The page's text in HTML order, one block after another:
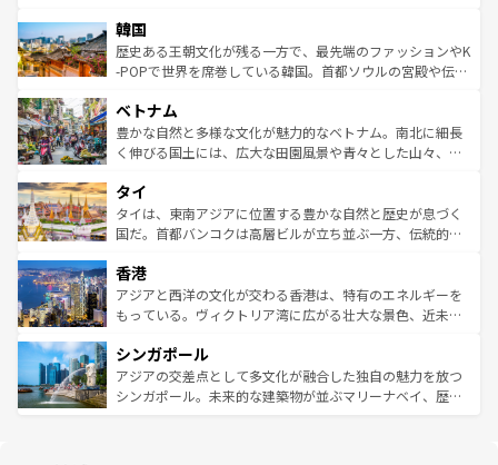
ワイを、存分に味わってほしい。 なお、新着のハワイ情報
はコンテンツ一覧を参照してほしい。
いる。アクティビティも充実しており、サーフィンやダイ
ビング、ハイキングなど、アウトドア好きにはたまらな
い。オーストラリアの多彩な魅力を存分に味わいつくそ
参照してほしい。
ン）、静ひつな山岳地帯である台湾東部など、都市の喧騒
と山間の静けさが共存しており、訪れる人に新しい発見と
驚きをもたらしてくれる。また、奥深い台湾の食文化も魅
容にもいいと評判のスイーツなど、バラエティ豊かな料理
が味わえる。 なお、新着の台湾情報は コンテンツ一覧を参
照してほしい。
韓国
歴史ある王朝文化が残る一方で、最先端のファッションやK
-POPで世界を席巻している韓国。首都ソウルの宮殿や伝統
き、地方に足を延ばせば四季折々の自然美を楽しむことが
できる。そして、キムチや焼肉、絶品のストリートフード
まで、さまざまな韓国料理が待っている。夜には、韓国な
リティに包まれながら、韓国の多彩な魅力を心ゆくまで味
わってみてほしい。 なお、新着の韓国情報はコンテンツ一
覧を参照してほしい。
ベトナム
豊かな自然と多様な文化が魅力的なベトナム。南北に細長
く伸びる国土には、広大な田園風景や青々とした山々、世
急速な発展と共に伝統が息づく。ハノイの古い町並みやホ
ーチミン市のフランス統治時代の建物も、独特の雰囲気を
醸し出している。また、バラエティの豊かさとおいしさで
とつ。フォーやバインミー、ベトナムコーヒーなどは、ぜ
ひ現地で味わいたい。どの地域を訪れてもあたたかい人々
が旅行者を迎えてくれるので、きっと忘れられない旅にな
参照してほしい。
タイ
タイは、東南アジアに位置する豊かな自然と歴史が息づく
国だ。首都バンコクは高層ビルが立ち並ぶ一方、伝統的な
の活気が交差している。北部ではチェンマイなどの山岳地
帯で自然と触れ合い、南部ではプーケットやクラビの美し
いビーチでリゾート気分を楽しむことができる。タイ料理
激する。気候は一年中温暖で、どの季節にも異なる楽しみ
が待っている。親しみやすいタイの人々、仏教を中心とし
た文化、そして多様な観光資源が、訪れる旅人を魅了し続
香港
アジアと西洋の文化が交わる香港は、特有のエネルギーを
もっている。ヴィクトリア湾に広がる壮大な景色、近未来
み、どこを訪れても感動するはず。観光スポットが密集し
ており、効率よく見どころを回れるのも魅力。息をのむよ
うな絶景から文化的な体験まで、香港を存分に楽しみ尽く
シンガポール
アジアの交差点として多文化が融合した独自の魅力を放つ
シンガポール。未来的な建築物が並ぶマリーナベイ、歴史